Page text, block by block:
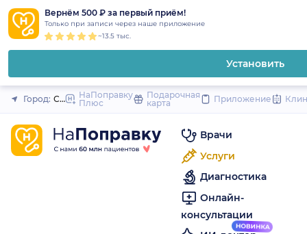
Вернём 500 ₽ за первый приём!
Только при записи через наше приложение
~13.5 тыс.
Установить
Закрыть
Город: Санкт-Петербург
НаПоправку
Плюс
Подарочная
карта
Приложение
Врачи
Услуги
Диагностика
Онлайн-
консультации